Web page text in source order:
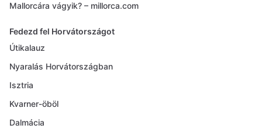
Mallorcára vágyik? – millorca.com
Fedezd fel Horvátországot
Útikalauz
Nyaralás Horvátországban
Isztria
Kvarner-öböl
Dalmácia